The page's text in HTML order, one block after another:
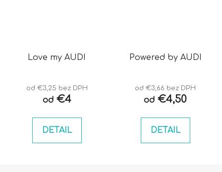
Love my AUDI
od €3,25 bez DPH
od€4
DETAIL
Powered by AUDI
od €3,66 bez DPH
od €4,50
DETAIL